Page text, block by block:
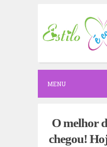
c
o
e
MENU
O melhor
chegou!